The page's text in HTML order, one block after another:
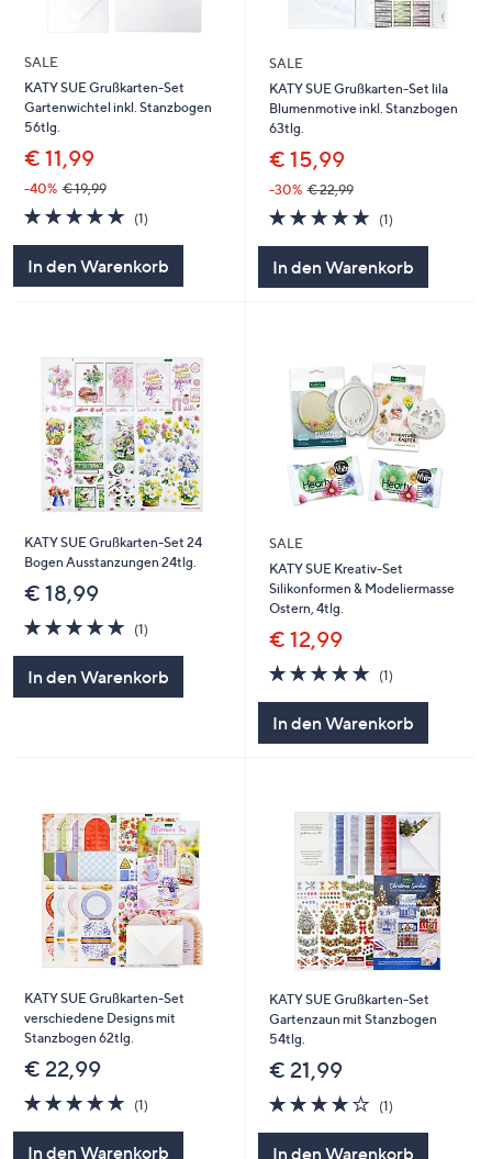
SALE
KATY SUE Grußkarten-Set
Gartenwichtel inkl. Stanzbogen
56tlg.
€ 11,99
-40% € 19,99
5.0
von
(1)
In den Warenkorb
SALE
KATY SUE Grußkarten-Set lila
Blumenmotive inkl. Stanzbogen
63tlg.
€ 15,99
-30% € 22,99
5.0
von
(1)
In den Warenkorb
KATY SUE Grußkarten-Set 24
Bogen Ausstanzungen 24tlg.
€ 18,99
5.0
von
(1)
In den Warenkorb
SALE
KATY SUE Kreativ-Set
Silikonformen & Modeliermasse
Ostern, 4tlg.
€ 12,99
5.0
von
(1)
In den Warenkorb
KATY SUE Grußkarten-Set
verschiedene Designs mit
Stanzbogen 62tlg.
€ 22,99
5.0
von
(1)
In den Warenkorb
KATY SUE Grußkarten-Set
Gartenzaun mit Stanzbogen
54tlg.
€ 21,99
4.0
von
(1)
In den Warenkorb